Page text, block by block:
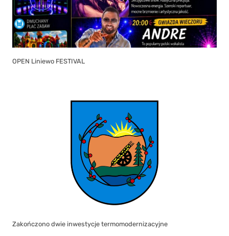
OPEN Liniewo FESTIVAL
Zakończono dwie inwestycje termomodernizacyjne